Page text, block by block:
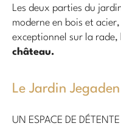
Les deux parties du
moderne en bois et
exceptionnel sur la rade,
château.
Le Jardin Jegaden
UN ESPACE DE